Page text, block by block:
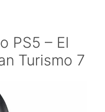
PS5 – El
Turismo 7